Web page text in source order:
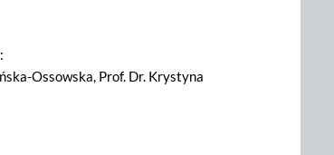
Ossowska, Prof. Dr. Krystyna